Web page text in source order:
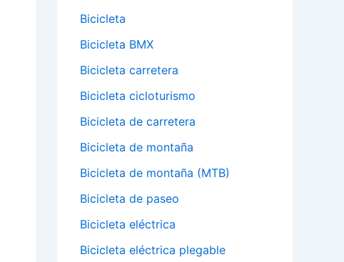
Bicicleta
Bicicleta BMX
Bicicleta carretera
Bicicleta cicloturismo
Bicicleta de carretera
Bicicleta de montaña
Bicicleta de montaña (MTB)
Bicicleta de paseo
Bicicleta eléctrica
Bicicleta eléctrica plegable